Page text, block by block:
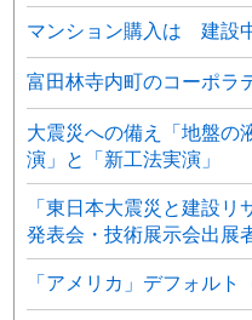
マンション購入は 建設
富田林寺内町のコーポラ
大震災への備え「地盤の
演」と「新工法実演」
「東日本大震災と建設
発表会・技術展示会出展
「アメリカ」デフォル